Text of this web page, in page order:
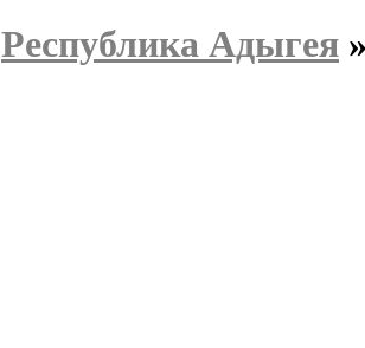
Республика Адыгея